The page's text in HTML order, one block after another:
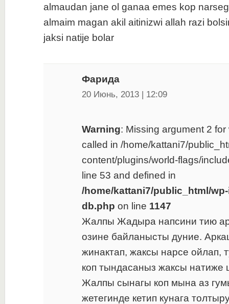
almaudan jane ol ganaa emes kop
almaim magan akil aitinizwi allah razi
jaksi natije bolar
Фарида
20 Июнь, 2013 | 12:09
Warning: Missing argument 2
called in /home/kattani7/
content/plugins/world-flags/
line 53 and defined in
/home/kattani7/public_html/
db.php on line 1147
Жалпы Жадыра напсини тию
озине байланысты дуние.
жинактап, жаксы нарсе ойлап,
коп тындасаныз жаксы
Жалпы сынагы коп мына аз
жетегинде кетип кунага